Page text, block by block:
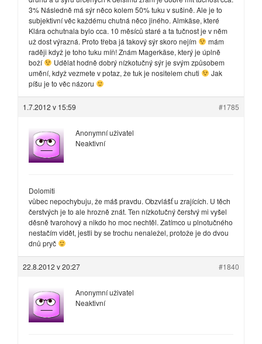
3% Následně má sýr něco kolem 50% tuku v sušině. Ale je to
subjektivní věc každému chutná něco jiného. Almkäse, které
Klára ochutnala bylo cca. 10 měsíců staré a ta tučnost je v něm
už dost výrazná. Proto třeba já takový sýr skoro nejím
mám
raději když je toho tuku míň! Znám Magerkäse, který je úplně
boží
Udělat hodně dobrý nízkotučný sýr je svým způsobem
umění, když vezmete v potaz, že tuk je nositelem chuti
Jak
píšu je to věc názoru
1.7.2012 v 15:59 #1785
Anonymní uživatel
Neaktivní
Dolomiti
vůbec nepochybuju, že máš pravdu. Obzvlášť u zrajících. U těch
čerstvých je to ale hrozně znát. Ten nízkotučný čerstvý mi vyšel
děsně tvarohový a nikdo ho moc nechtěl. Zatímco u plnotučného
nestačím vidět, jestli by se trochu nenaležel, protože je do dvou
dnů pryč
22.8.2012 v 20:27 #1840
Anonymní uživatel
Neaktivní